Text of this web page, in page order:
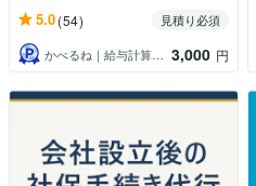
5.0(54)
見積り必須
かべるね｜給与計算代行（相談可・安心）
3,000 円